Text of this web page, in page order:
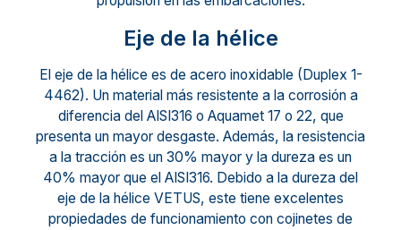
Eje de la hélice
El eje de la hélice es de acero inoxidable (Duplex 1-
4462). Un material más resistente a la corrosión a
diferencia del AISI316 o Aquamet 17 o 22, que
presenta un mayor desgaste. Además, la resistencia
a la tracción es un 30% mayor y la dureza es un
40% mayor que el AISI316. Debido a la dureza del
eje de la hélice VETUS, este tiene excelentes
propiedades de funcionamiento con cojinetes de